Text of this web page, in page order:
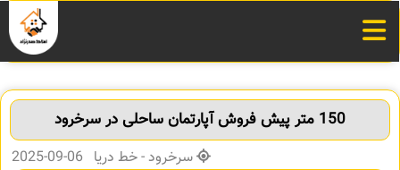
150 متر پیش فروش آپارتمان ساحلی در سرخرود
سرخرود - خط دریا 06-09-2025